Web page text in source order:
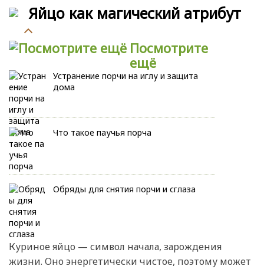
Яйцо как магический атрибут
Посмотрите
ещё
Устранение порчи на иглу и защита
дома
Что такое паучья порча
Обряды для снятия порчи и сглаза
Куриное яйцо — символ начала, зарождения
жизни. Оно энергетически чистое, поэтому может